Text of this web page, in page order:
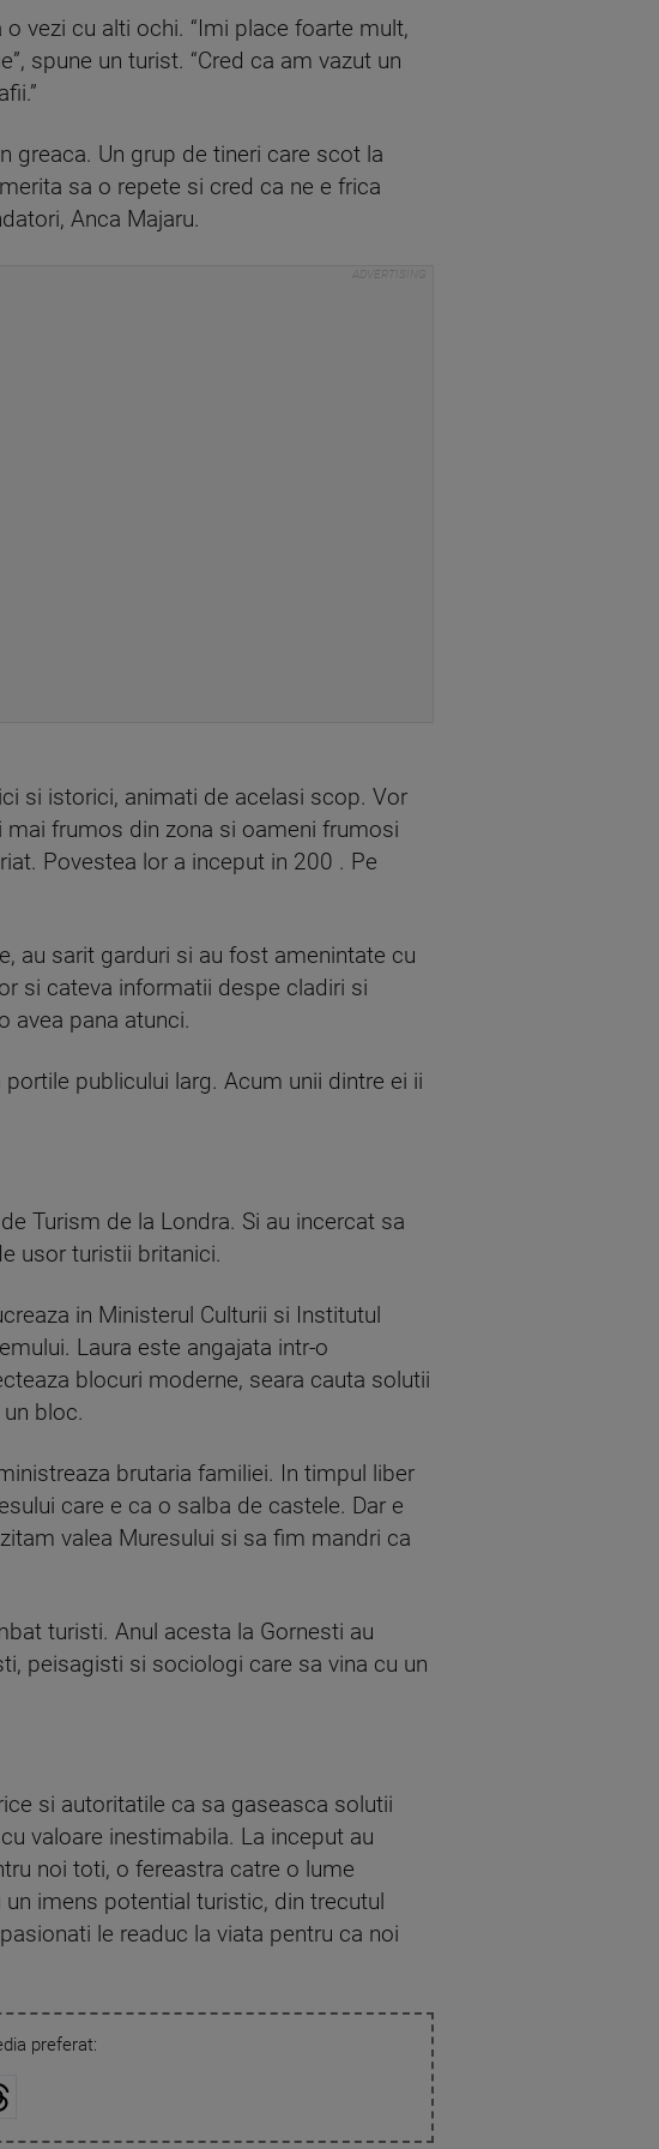
vezi cu alti ochi. “Imi place foarte mult,
spune un turist. “Cred ca am vazut un
greaca. Un grup de tineri care scot la
sa o repete si cred ca ne e frica
Anca Majaru.
si istorici, animati de acelasi scop. Vor
frumos din zona si oameni frumosi
Povestea lor a inceput in 200 . Pe
au sarit garduri si au fost amenintate cu
si cateva informatii despe cladiri si
avea pana atunci.
publicului larg. Acum unii dintre ei ii
Turism de la Londra. Si au incercat sa
usor turistii britanici.
in Ministerul Culturii si Institutul
Laura este angajata intr-o
blocuri moderne, seara cauta solutii
bloc.
brutaria familiei. In timpul liber
care e ca o salba de castele. Dar e
valea Muresului si sa fim mandri ca
turisti. Anul acesta la Gornesti au
peisagisti si sociologi care sa vina cu un
si autoritatile ca sa gaseasca solutii
valoare inestimabila. La inceput au
noi toti, o fereastra catre o lume
imens potential turistic, din trecutul
le readuc la viata pentru ca noi
preferat: